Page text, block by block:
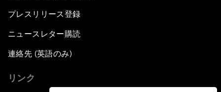
プレスリリース登録
ニュースレター購読
連絡先 (英語のみ)
リンク